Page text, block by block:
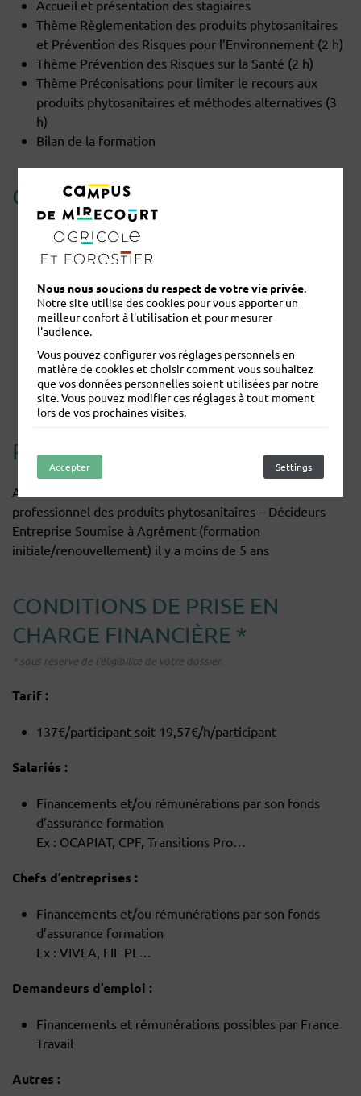
Accueil et présentation des stagiaires
Thème Règlementation des produits phytosanitaires
et Prévention des Risques pour l’Environnement (2 h)
Thème Prévention des Risques sur la Santé (2 h)
Thème Préconisations pour limiter le recours aux
produits phytosanitaires et méthodes alternatives (3
h)
Bilan de la formation
CONDITIONS D'ADMISSION
Formation ouverte aux personnes répondant aux
prérequis
Notre responsable de formation à contacter :
LOYER
Accessibilité : personne en situation de handicap
:contacter nos référentes handicap Mme
VALLANCE/Mme COURTOIS DURAND
Bâtiments accessibles aux PMR.
PRÉ-REQUIS
Avoir validé le CERTIPHYTO Utilisation à titre
professionnel des produits phytosanitaires – Décideurs
Entreprise Soumise à Agrément (formation
initiale/renouvellement) il y a moins de 5 ans
CONDITIONS DE PRISE EN
CHARGE FINANCIÈRE *
* sous réserve de l’éligibilité de votre dossier.
Tarif :
137€/participant soit 19,57€/h/participant
Salariés :
Financements et/ou rémunérations par son fonds
d’assurance formation
Ex : OCAPIAT, CPF, Transitions Pro…
Chefs d’entreprises :
Financements et/ou rémunérations par son fonds
d’assurance formation
Ex : VIVEA, FIF PL…
Demandeurs d’emploi :
Financements et rémunérations possibles par France
Travail
Autres :
Nous nous soucions du respect de votre vie privée
Notre site utilise des cookies pour vous apporter un
meilleur confort à l'utilisation et pour mesurer
l'audience.
Vous pouvez configurer vos réglages personnels en
matière de cookies et choisir comment vous souhaitez
que vos données personnelles soient utilisées par notre
site. Vous pouvez modifier ces réglages à tout moment
lors de vos prochaines visites.
Accepter Settings